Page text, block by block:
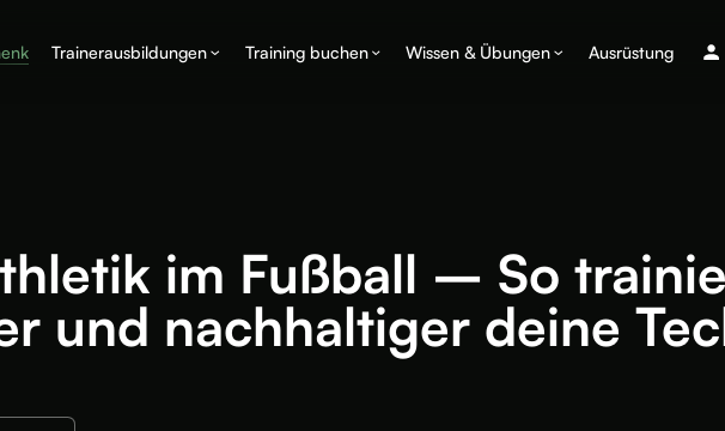
Trainerausbildungen Training buchen Wissen & Übungen Ausrüstung
im Fußball – So
und nachhaltiger deine